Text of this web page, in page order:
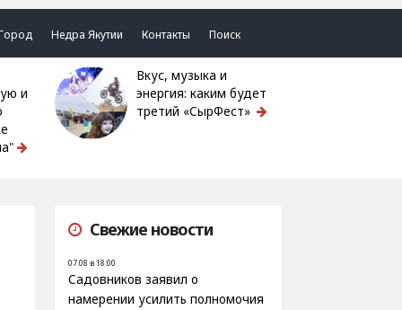
Недра Якутии Контакты Поиск
и
Вкус, музыка и
энергия: каким будет
третий «СырФест»
Свежие новости
07.08 в 18:00
Садовников заявил о
намерении усилить полномочия